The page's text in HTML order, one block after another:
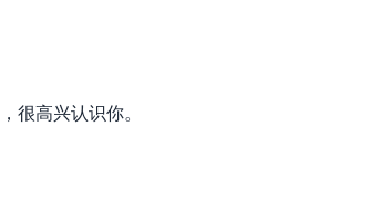
很高兴认识你。